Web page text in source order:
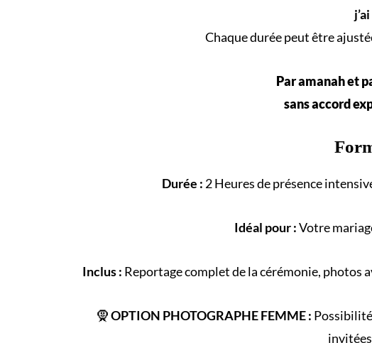
Chaque durée peut être
Par amanah et
sans accord
Durée : 2 Heures de présence
Idéal pour :Votre
Inclus : Reportage complet de lacérémonie, photos
🧕OPTION PHOTOGRAPHE FEMME :